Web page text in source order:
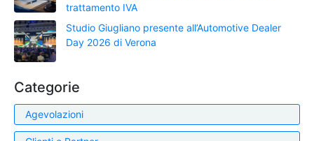
trattamento IVA
Studio Giugliano presente all’Automotive Dealer
Day 2026 di Verona
Categorie
Agevolazioni